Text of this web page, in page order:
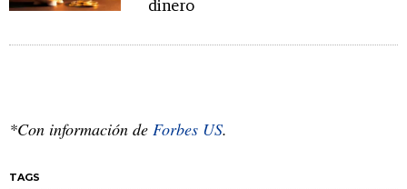
dinero
*Con información de Forbes US.
TAGS